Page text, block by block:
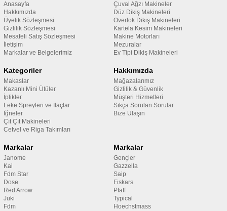
Anasayfa
Hakkımızda
Üyelik Sözleşmesi
Gizlilik Sözleşmesi
Mesafeli Satış Sözleşmesi
İletişim
Markalar ve Belgelerimiz
Çuval Ağzı Makineler
Düz Dikiş Makineleri
Overlok Dikiş Makineleri
Kartela Kesim Makineleri
Makine Motorları
Mezuralar
Ev Tipi Dikiş Makineleri
Kategoriler
Makaslar
Kazanlı Mini Ütüler
İplikler
Leke Spreyleri ve İlaçlar
İğneler
Çıt Çıt Makineleri
Cetvel ve Riga Takımları
Hakkımızda
Mağazalarımız
Gizlilik & Güvenlik
Müşteri Hizmetleri
Sıkça Sorulan Sorular
Bize Ulaşın
Markalar
Janome
Kai
Fdm Star
Dose
Red Arrow
Juki
Fdm
Markalar
Gençler
Gazzella
Saip
Fiskars
Pfaff
Typical
Hoechstmass